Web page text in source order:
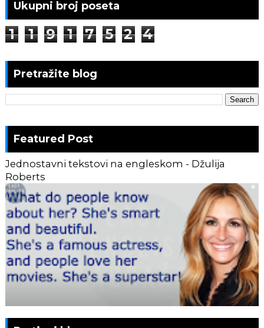
Ukupni broj poseta
1 1 9 1 7 5 2 4
Pretražite blog
Featured Post
Jednostavni tekstovi na engleskom - Džulija
Roberts